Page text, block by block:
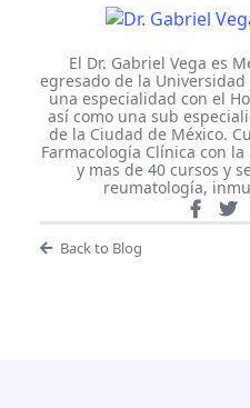
El Dr. Gabriel Vega es
egresado de la
una especialidad con el
así como una sub
de la Ciudad de México.
Farmacología Clínica con
y mas de 40 cursos y
reumatología,
Back to Blog